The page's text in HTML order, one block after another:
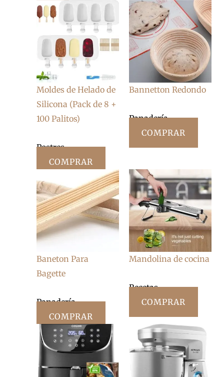
Moldes de Helado de
Silicona (Pack de 8 +
100 Palitos)
Postres
COMPRAR
Bannetton Redondo
Panadería
COMPRAR
Baneton Para
Bagette
Panadería
COMPRAR
Mandolina de cocina
Recetas
COMPRAR